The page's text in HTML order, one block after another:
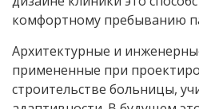
комфортному пребыванию
Архитектурные и
примененные при
строительстве больницы,